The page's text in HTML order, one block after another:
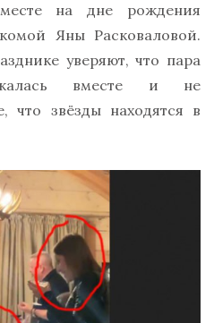
на дне рождения
Яны Расковаловой.
уверяют, что пара
вместе и не
что звёзды находятся в